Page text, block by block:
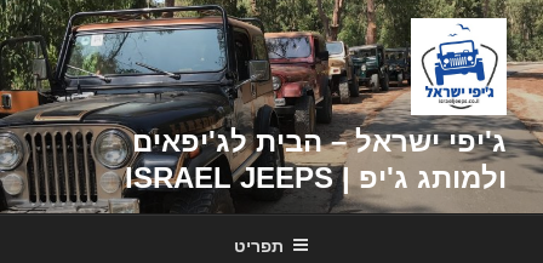
דילוג
לתוכן
ג'יפי ישראל – הבית לג'יפאים
ולמותג ג'יפ | ISRAEL JEEPS
תפריט